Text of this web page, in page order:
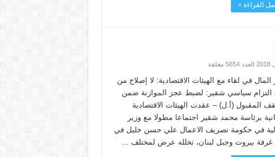
القراءة »
المال في لقاء مع الهيئات الاقتصادية: لا إصلاح من
التزام سياسي شقير: لضبط عجز الموازنة ضمن
المقبول (أ.ل) – عقدت الهيئات الاقتصادية
برئاسة محمد شقير اجتماعا مطولا مع وزير
في حكومة تصريف الاعمال علي حسن خليل في
غرفة بيروت وجبل لبنان، تخلله عرض لمختلف ...